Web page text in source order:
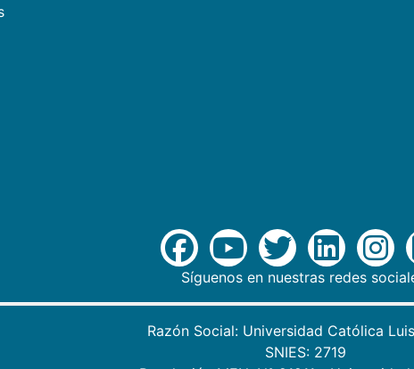
Síguenos en nuestras redes
Razón Social: Universidad Católica
SNIES: 2719